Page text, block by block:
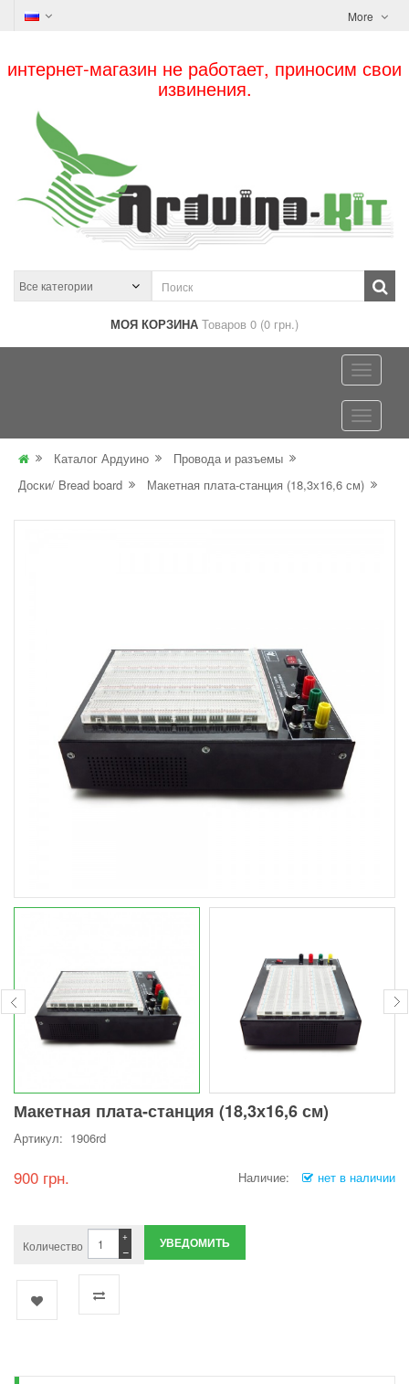
More
интернет-магазин не работает, приносим свои
извинения.
МОЯ КОРЗИНА Товаров 0 (0 грн.)
Каталог Ардуино
Провода и разъемы
Доски/ Bread board
Макетная плата-станция (18,3х16,6 см)
Макетная плата-станция (18,3х16,6 см)
Артикул: 1906rd
900 грн. Наличие: нет в наличии
Количество −
+ УВЕДОМИТЬ